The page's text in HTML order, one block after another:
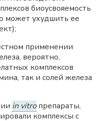
биоусвояемость
может ухудшить ее
применении
вероятно,
комплексов
так и солей железа
in vitroпрепараты,
комплексы с